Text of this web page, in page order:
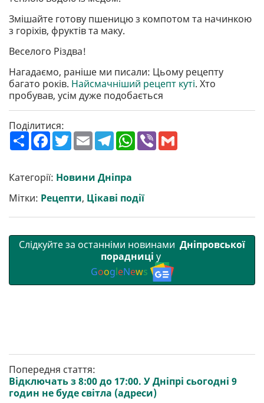
Змішайте готову пшеницю з компотом та начинкою
з горіхів, фруктів та маку.
Веселого Різдва!
Нагадаємо, раніше ми писали: Цьому рецепту
багато років. Найсмачніший рецепт куті. Хто
пробував, усім дуже подобається
Поділитися:
П
о
ш
р
и
и
F
a
c
b
o
k
T
w
t
e
E
m
a
l
T
e
g
r
a
m
W
h
a
p
p
V
b
Категорії: Новини Дніпра
Мітки: Рецепти, Цікаві події
Слідкуйте за останніми новинами Дніпровської
порадниці у
GoogleNews
Попередня стаття:
Відключать з 8:00 до 17:00. У Дніпрі сьогодні 9
годин не буде світла (адреси)